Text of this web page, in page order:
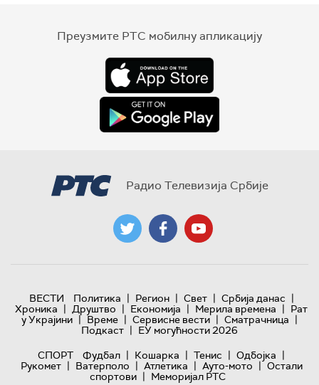
Преузмите РТС мобилну апликацију
Радио Телевизија Србије
ВЕСТИ Политика | Регион | Свет | Србија данас |
Хроника | Друштво | Економија | Мерила времена | Рат
у Украјини | Време | Сервисне вести | Сматрачница |
Подкаст | ЕУ могућности 2026
СПОРТ
Фудбал | Кошарка | Тенис | Одбојка |
Рукомет | Ватерполо | Атлетика | Ауто-мото | Остали
спортови | Меморијал РТС